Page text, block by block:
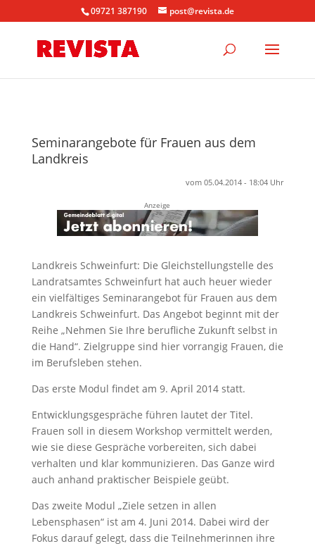
09721 387190 post@revista.de
Seminarangebote für Frauen aus dem
Landkreis
vom 05.04.2014 - 18:04 Uhr
Anzeige
Landkreis Schweinfurt: Die Gleichstellungstelle des
Landratsamtes Schweinfurt hat auch heuer wieder
ein vielfältiges Seminarangebot für Frauen aus dem
Landkreis Schweinfurt. Das Angebot beginnt mit der
Reihe „Nehmen Sie Ihre berufliche Zukunft selbst in
die Hand“. Zielgruppe sind hier vorrangig Frauen, die
im Berufsleben stehen.
Das erste Modul findet am 9. April 2014 statt.
Entwicklungsgespräche führen lautet der Titel.
Frauen soll in diesem Workshop vermittelt werden,
wie sie diese Gespräche vorbereiten, sich dabei
verhalten und klar kommunizieren. Das Ganze wird
auch anhand praktischer Beispiele geübt.
Das zweite Modul „Ziele setzen in allen
Lebensphasen“ ist am 4. Juni 2014. Dabei wird der
Fokus darauf gelegt, dass die Teilnehmerinnen ihre